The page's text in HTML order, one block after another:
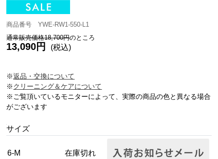
商品番号 YWE-RW1-550-L1
通常販売価格18,700円のところ
13,090円 (税込)
※返品・交換について
※クリーニング＆ケアについて
※ご覧頂いているモニターによって、実際の商品の色と異なる場合
がございます
サイズ
6-M 在庫切れ